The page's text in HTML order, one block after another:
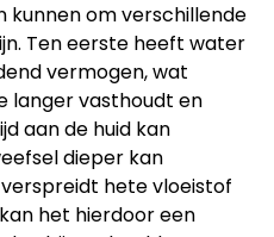
om verschillende
Ten eerste heeft water
vermogen, wat
langer vasthoudt en
aan de huid kan
dieper kan
hete vloeistof
het hierdoor een